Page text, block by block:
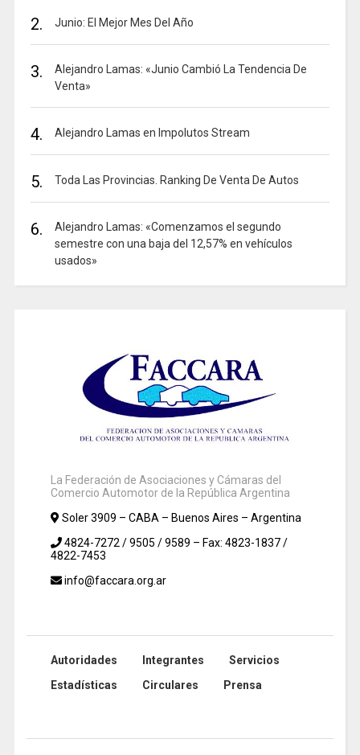
2. Junio: El Mejor Mes Del Año
3.
Alejandro Lamas: «Junio Cambió La Tendencia De
Venta»
4. Alejandro Lamas en Impolutos Stream
5. Toda Las Provincias. Ranking De Venta De Autos
6.
Alejandro Lamas: «Comenzamos el segundo
semestre con una baja del 12,57% en vehículos
usados»
La Federación de Asociaciones y Cámaras del
Comercio Automotor de la República Argentina
Soler 3909 – CABA – Buenos Aires – Argentina
4824-7272 / 9505 / 9589 – Fax: 4823-1837 /
4822-7453
info@faccara.org.ar
Autoridades Integrantes
Servicios
Estadísticas
Circulares Prensa